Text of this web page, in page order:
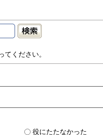
ください。
役にたたなかった